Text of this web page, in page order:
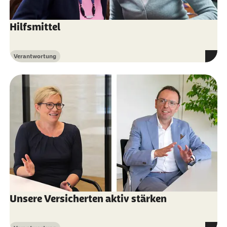
Hilfsmittel
Kategorie
Verantwortung
Unsere Versicherten aktiv stärken